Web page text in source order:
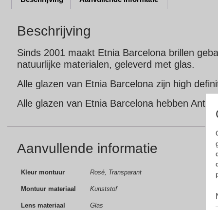
Beschrijving
Sinds 2001 maakt Etnia Barcelona brillen
natuurlijke materialen, geleverd met glas.
Alle glazen van Etnia Barcelona zijn high
Alle glazen van Etnia Barcelona hebben
Aanvullende informatie
Kleur montuur Rosé, Transparant
Montuur materiaal Kunststof
Lens materiaal Glas